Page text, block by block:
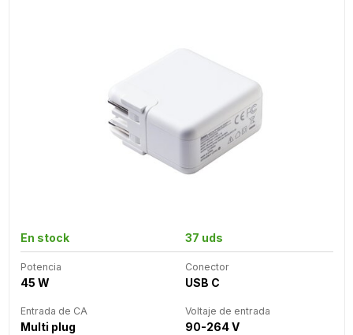
En stock 37 uds
Potencia
45 W
Conector
USB C
Entrada de CA
Multi plug
Voltaje de entrada
90-264 V